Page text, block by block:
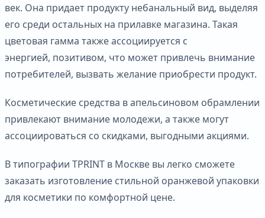
век. Она придает продукту небанальный вид, выделяя
его среди остальных на прилавке магазина. Такая
цветовая гамма также ассоциируется с
энергией, позитивом, что может привлечь внимание
потребителей, вызвать желание приобрести продукт.
Косметические средства в апельсиновом обрамлении
привлекают внимание молодежи, а также могут
ассоциироваться со скидками, выгодными акциями.
В типографии TPRINT в Москве вы легко сможете
заказать изготовление стильной оранжевой упаковки
для косметики по комфортной цене.